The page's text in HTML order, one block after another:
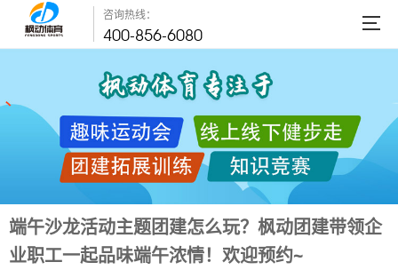
咨询热线：
400-856-6080
端午沙龙活动主题团建怎么玩？枫动团建带领企
业职工一起品味端午浓情！欢迎预约~